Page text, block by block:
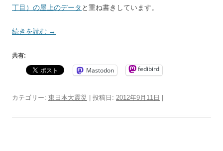
丁目）の屋上のデータ と重ね書きしています。
続きを読む →
共有:
Mastodon fedibird
カテゴリー: 東日本大震災 | 投稿日: 2012年9月11日 |